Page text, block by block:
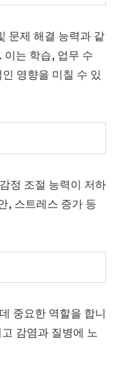
문제 해결 능력과 같
이는 학습, 업무 수
영향을 미칠 수 있
정 조절 능력이 저하
, 스트레스 증가 등
중요한 역할을 합니
감염과 질병에 노